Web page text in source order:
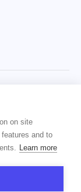
on site
and to
Learn more